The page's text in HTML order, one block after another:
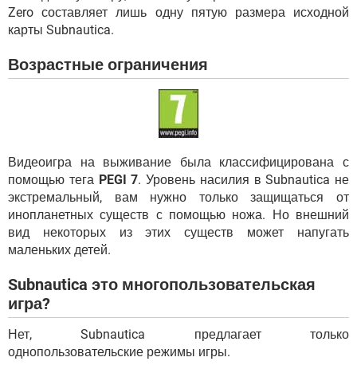
Zero составляет лишь одну пятую размера исходной
карты Subnautica.
Возрастные ограничения
Видеоигра на выживание была классифицирована с
помощью тега PEGI 7. Уровень насилия в Subnautica не
экстремальный, вам нужно только защищаться от
инопланетных существ с помощью ножа. Но внешний
вид некоторых из этих существ может напугать
маленьких детей.
Subnautica это многопользовательская
игра?
Нет, Subnautica предлагает только
однопользовательские режимы игры.